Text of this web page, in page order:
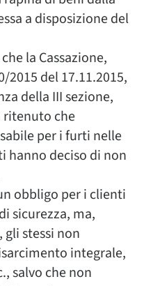
a disposizione del
la Cassazione,
2015 del 17.11.2015,
della III sezione,
ritenuto che
per i furti nelle
hanno deciso di non
obbligo per i clienti
sicurezza, ma,
stessi non
integrale,
salvo che non